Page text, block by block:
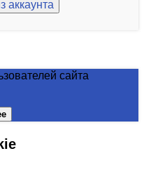
аккаунта
сайта